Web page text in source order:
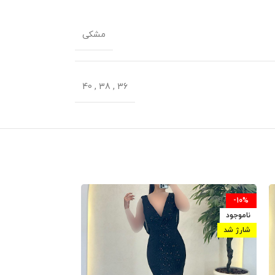
مشکی
36
,
38
,
40
-10%
ناموجود
شارژ شد